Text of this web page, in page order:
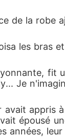
de la robe
les bras
fit
Je
avait appris
épousé
années,